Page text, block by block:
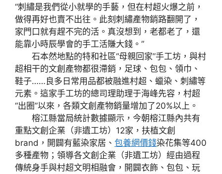
“刺繡是我們從小就學的手藝，但在村超火爆之前，
做得再好也賣不出往。此刻刺繡產物銷路翻開了，
家門口就有趕不完的活。真沒想到，老都老了，還
能靠小時辰學會的手工活賺大錢。”
石本然地點的特和社區“母親回家”手工坊，與村
超相干的文創產物都很滯銷，足球、包包、領巾、
鞋子……良多日常用品都被融進村超、蠟染、刺繡等
元素。這家手工坊的總司理助理于海峰先容，村超
“出圈”以來，各類文創產物銷量增加了20%以上。
榕江縣當局統計數據顯示，今朝榕江縣內共有
重點文創企業（非遺工坊）12家，扶植文創
brand，開闢有藍染家居、 包養網價錢染花集等400
多種產物；領導各文創企業（非遺工坊）經由過程
傳統身手與村超文明相融會，開闢衣飾、包包、玩